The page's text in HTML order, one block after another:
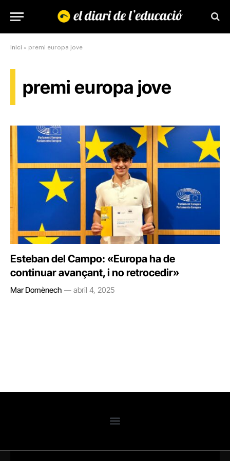
Inici » premi europa jove
premi europa jove
Esteban del Campo: «Europa ha de
continuar avançant, i no retrocedir»
Mar Domènech abril 4, 2025